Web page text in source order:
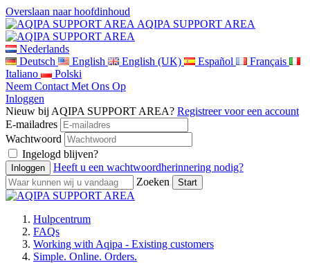
Overslaan naar hoofdinhoud
AQIPA SUPPORT AREA
Nederlands
Deutsch
English English (UK) Español
Français
Italiano
Polski
Neem Contact Met Ons Op
Inloggen
Nieuw bij AQIPA SUPPORT AREA? Registreer voor een account
E-mailadres
Wachtwoord
Ingelogd blijven?
Heeft u een wachtwoordherinnering nodig?
Zoeken
Hulpcentrum
FAQs
Working with Aqipa - Existing customers
Simple. Online. Orders.